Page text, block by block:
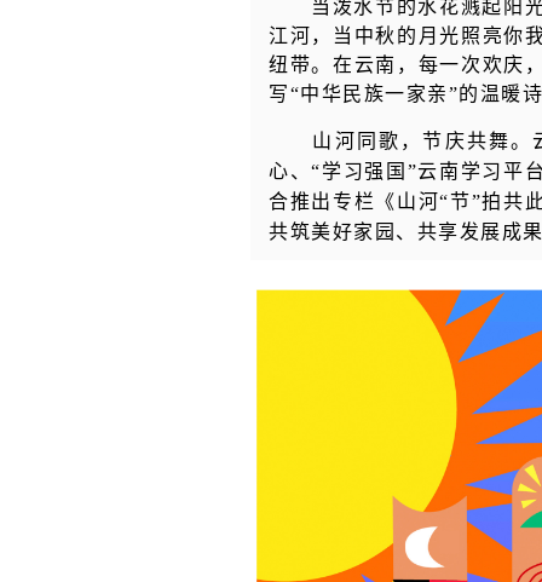
当泼水节的水花溅起阳
江河，当中秋的月光照亮你
纽带。在云南，每一次欢庆
写“中华民族一家亲”的温暖
山河同歌，节庆共舞。
心、“学习强国”云南学习平
合推出专栏《山河“节”拍共
共筑美好家园、共享发展成